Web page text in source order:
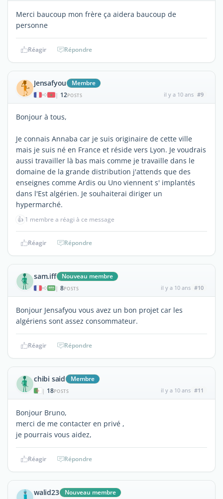
Merci baucoup mon frère ça aidera baucoup de
personne
Réagir Répondre
Jensafyou Membre
| 12POSTS il y a 10 ans #9
Bonjour à tous,
Je connais Annaba car je suis originaire de cette ville
mais je suis né en France et réside vers Lyon. Je voudrais
aussi travailler là bas mais comme je travaille dans le
domaine de la grande distribution j'attends que des
enseignes comme Ardis ou Uno viennent s' implantés
dans l'Est algérien. Je souhaiterai diriger un
hypermarché.
👍 1 membre a réagi à ce message
Réagir Répondre
sam.iff Nouveau membre
| 8POSTS il y a 10 ans #10
Bonjour Jensafyou vous avez un bon projet car les
algériens sont assez consommateur.
Réagir Répondre
chibi said Membre
| 18POSTS il y a 10 ans #11
Bonjour Bruno,
merci de me contacter en privé ,
je pourrais vous aidez,
Réagir Répondre
walid23 Nouveau membre